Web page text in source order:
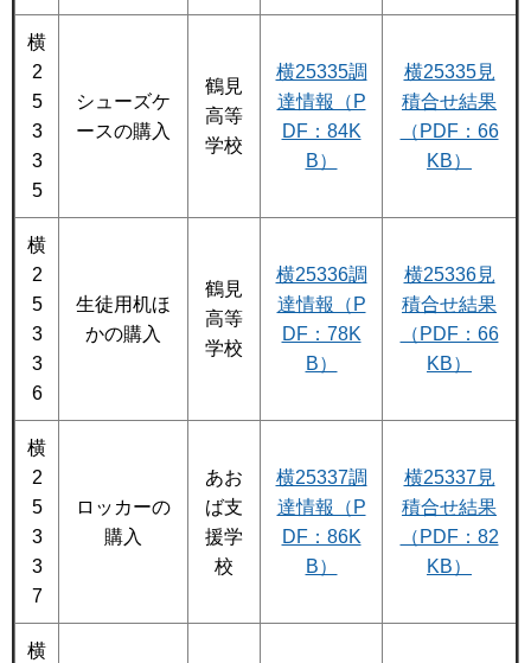
横
2
5
3
3
5
シューズケ
ースの購入
鶴見
高等
学校
横25335調
達情報（P
DF：84K
B）
横25335見
積合せ結果
（PDF：66
KB）
横
2
5
3
3
6
生徒用机ほ
かの購入
鶴見
高等
学校
横25336調
達情報（P
DF：78K
B）
横25336見
積合せ結果
（PDF：66
KB）
横
2
5
3
3
7
ロッカーの
購入
あお
ば支
援学
校
横25337調
達情報（P
DF：86K
B）
横25337見
積合せ結果
（PDF：82
KB）
横